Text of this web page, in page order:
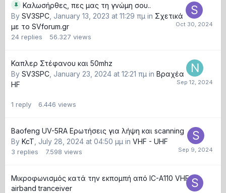
Καλωσήρθες, πες μας τη γνώμη σου..
By SV3SPC January 13, 2023 at 11:29 πμ in Σχετικά
με το SVforum.gr
24 replies 56.327 views
Καπλερ Στέφανου και 50mhz
By SV3SPC January 23, 2024 at 12:21 πμ in Βραχέα
HF
1 reply 6.446 views
Baofeng UV-5RA Ερωτήσεις για λήψη και scanning
By KcT July 28, 2024 at 04:50 μμ in VHF - UHF
3 replies 7.598 views
Μικροφωνισμός κατά την εκπομπή από IC-A110 VHF
airband tranceiver